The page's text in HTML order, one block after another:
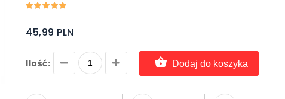
45,99 PLN
Ilość: Dodaj do koszyka